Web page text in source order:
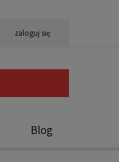
zaloguj się
Blog